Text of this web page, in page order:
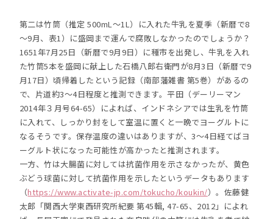
第二は竹筒（推定 500mL～1L）に入れた牛乳を夏季（新暦で8
～9月、表1）に盛岡まで運んで腐敗しなかったのでしょうか？
1651年7月25日（新暦で9月9日）に種市を出発し、牛乳を入れ
た竹筒5本を盛岡に献上した石橋八郎右衛門が8月3日（新暦で9
月17日）頃帰着したという記録（南部藩雑書 第5巻）があるの
で、片道約3～4日程度と推測できます。平田（デーリーマン
2014年３月号64-65）によれば、インドネシアでは生乳を竹筒
に入れて、しっかり封をして室温に置くと一晩でヨーグルトに
なるそうです。保存温度の違いはありますが、3～4日経てばヨ
ーグルト状になった可能性が高かったと推測されます。
一方、竹は大腸菌に対しては抗菌作用を示さなかったが、黄色
ぶどう球菌に対して抗菌作用を示したというデータもあります
（https://www.activate-jp.com/tokucho/koukin/）。佐藤健
太郎「関西大学東西研究所紀要 第45輯, 47-65、2012」によれ